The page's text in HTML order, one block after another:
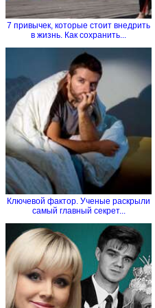
7 привычек, которые стоит внедрить
в жизнь. Как сохранить...
Ключевой фактор. Ученые раскрыли
самый главный секрет...